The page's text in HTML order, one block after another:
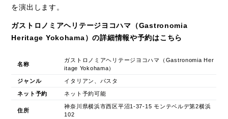
を演出します。
ガストロノミアヘリテージヨコハマ（Gastronomia
Heritage Yokohama）の詳細情報や予約はこちら
名称
ガストロノミアヘリテージヨコハマ（Gastronomia Her
itage Yokohama）
ジャンル イタリアン、パスタ
ネット予約 ネット予約可能
住所
神奈川県横浜市西区平沼1-37-15 モンテベルデ第2横浜
102